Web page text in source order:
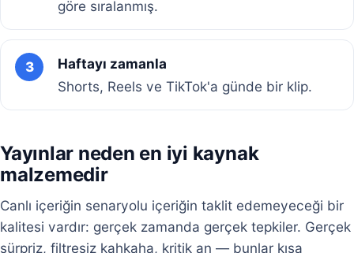
göre sıralanmış.
3
Haftayı zamanla
Shorts, Reels ve TikTok'a günde bir klip.
Yayınlar neden en iyi kaynak
malzemedir
Canlı içeriğin senaryolu içeriğin taklit edemeyeceği bir
kalitesi vardır: gerçek zamanda gerçek tepkiler. Gerçek
sürpriz, filtresiz kahkaha, kritik an — bunlar kısa